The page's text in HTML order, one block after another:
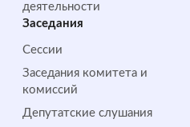
деятельности
Заседания
Сессии
Заседания комитета и
комиссий
Депутатские слушания